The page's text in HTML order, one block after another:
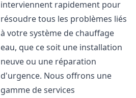
interviennent rapidement pour
résoudre tous les problèmes liés
à votre système de chauffage
eau, que ce soit une installation
neuve ou une réparation
d'urgence. Nous offrons une
gamme de services